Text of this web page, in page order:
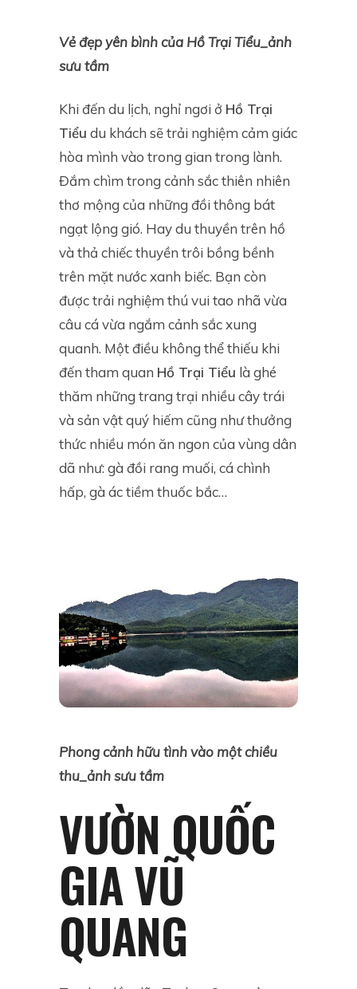
Vẻ đẹp yên bình của Hồ Trại Tiểu_ảnh
sưu tầm
Khi đến du lịch, nghỉ ngơi ở Hồ Trại
Tiểu du khách sẽ trải nghiệm cảm giác
hòa mình vào trong gian trong lành.
Đắm chìm trong cảnh sắc thiên nhiên
thơ mộng của những đồi thông bát
ngạt lộng gió. Hay du thuyền trên hồ
và thả chiếc thuyền trôi bồng bềnh
trên mặt nước xanh biếc. Bạn còn
được trải nghiệm thú vui tao nhã vừa
câu cá vừa ngắm cảnh sắc xung
quanh. Một điều không thể thiếu khi
đến tham quan Hồ Trại Tiểu là ghé
thăm những trang trại nhiều cây trái
và sản vật quý hiếm cũng như thưởng
thức nhiều món ăn ngon của vùng dân
dã như: gà đồi rang muối, cá chình
hấp, gà ác tiềm thuốc bắc…
Phong cảnh hữu tình vào một chiều
thu_ảnh sưu tầm
VƯỜN QUỐC
GIA VŨ
QUANG